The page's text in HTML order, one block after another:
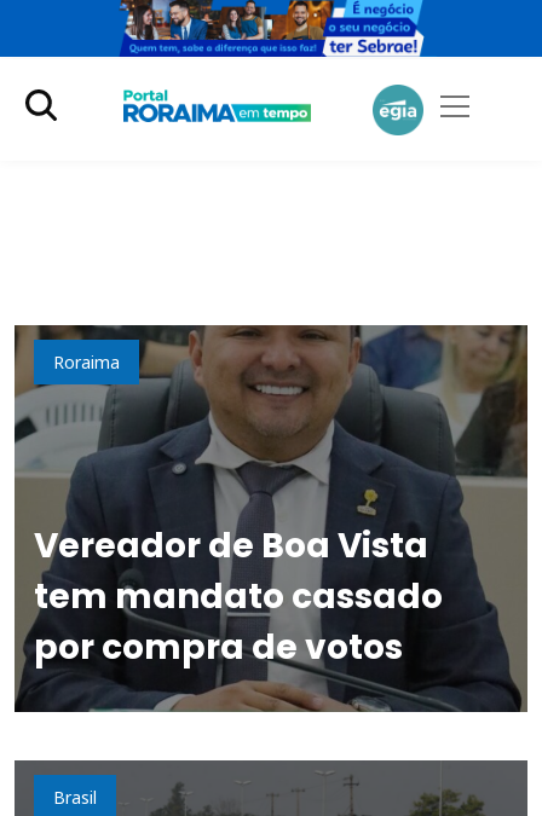
Roraima
Vereador de Boa Vista
tem mandato cassado
por compra de votos
Brasil